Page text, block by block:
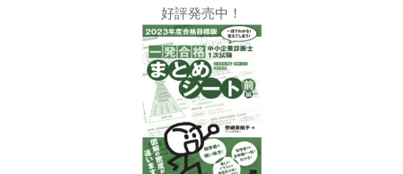
好評発売中！